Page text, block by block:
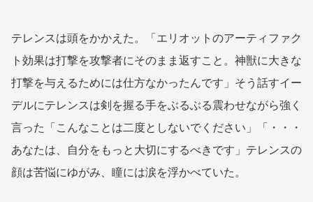
テレンスは頭をかかえた。「エリオットのアーティファク
ト効果は打撃を攻撃者にそのまま返すこと。神獣に大きな
打撃を与えるためには仕方なかったんです」そう話すイー
デルにテレンスは剣を握る手をぶるぶる震わせながら強く
言った「こんなことは二度としないでください」「・・・
あなたは、自分をもっと大切にするべきです」テレンスの
顔は苦悩にゆがみ、瞳には涙を浮かべていた。